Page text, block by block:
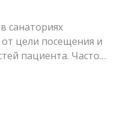
санаториях
от цели посещения и
пациента. Часто
оптимального
сколько